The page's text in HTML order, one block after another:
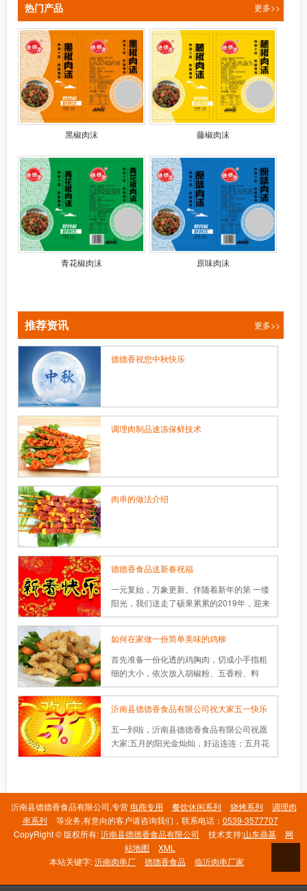
热门产品 更多>>
黑椒肉沫 藤椒肉沫
青花椒肉沫 原味肉沫
推荐资讯 更多>>
德德香祝您中秋快乐
调理肉制品速冻保鲜技术
肉串的做法介绍
德德香食品送新春祝福
一元复始，万象更新。伴随着新年的第 一缕
阳光，我们送走了硕果累累的2019年，迎来
了崭新的2020年。在此，德德香食品携全体
工作人员，向各界关心、支持我们的朋友们
致以新年诚挚的问候，向关注、支持发展的
社会各界朋友致以美好的祝福。
如何在家做一份简单美味的鸡柳
首先准备一份化透的鸡胸肉，切成小手指粗
细的大小，依次放入胡椒粉、五香粉、料
酒、盐、鸡蛋、淀粉腌制切好的鸡胸肉，腌
制10分钟。锅内放油烧热，油温就自己掌握
了。
沂南县德德香食品有限公司祝大家五一快乐
五一到啦，沂南县德德香食品有限公司祝愿
大家:五月的阳光金灿灿，好运连连；五月花
开香飘飘，和和美美；五月喜鹊叫喳喳，平
沂南县德德香食品有限公司,专营电商专用 餐饮休闲系列 烧烤系列
调理肉
串系列
等业务,有意向的客户请咨询我们，联系电话： 0539-3577707
CopyRight © 版权所有:沂南县德德香食品有限公司 技术支持:山东鼎基
网
站地图
XML
本站关键字:沂南肉串厂 德德香食品 临沂肉串厂家